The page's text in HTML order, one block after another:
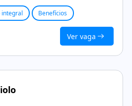
integral Benefícios
Ver vaga